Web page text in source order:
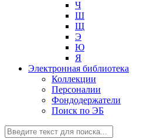
Ч
Ш
Щ
Э
Ю
Я
Электронная библиотека
Коллекции
Персоналии
Фондодержатели
Поиск по ЭБ